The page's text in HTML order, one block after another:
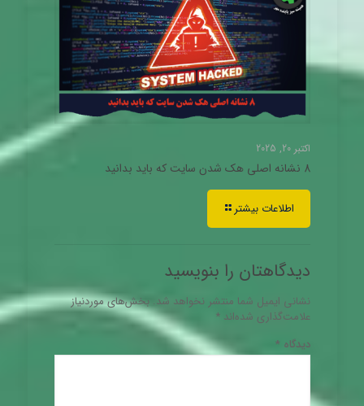
اکتبر 20, 2025
8 نشانه اصلی هک شدن سایت که باید بدانید
اطلاعات بیشتر
دیدگاهتان را بنویسید
نشانی ایمیل شما منتشر نخواهد شد. بخش‌های موردنیاز
علامت‌گذاری شده‌اند*
دیدگاه *